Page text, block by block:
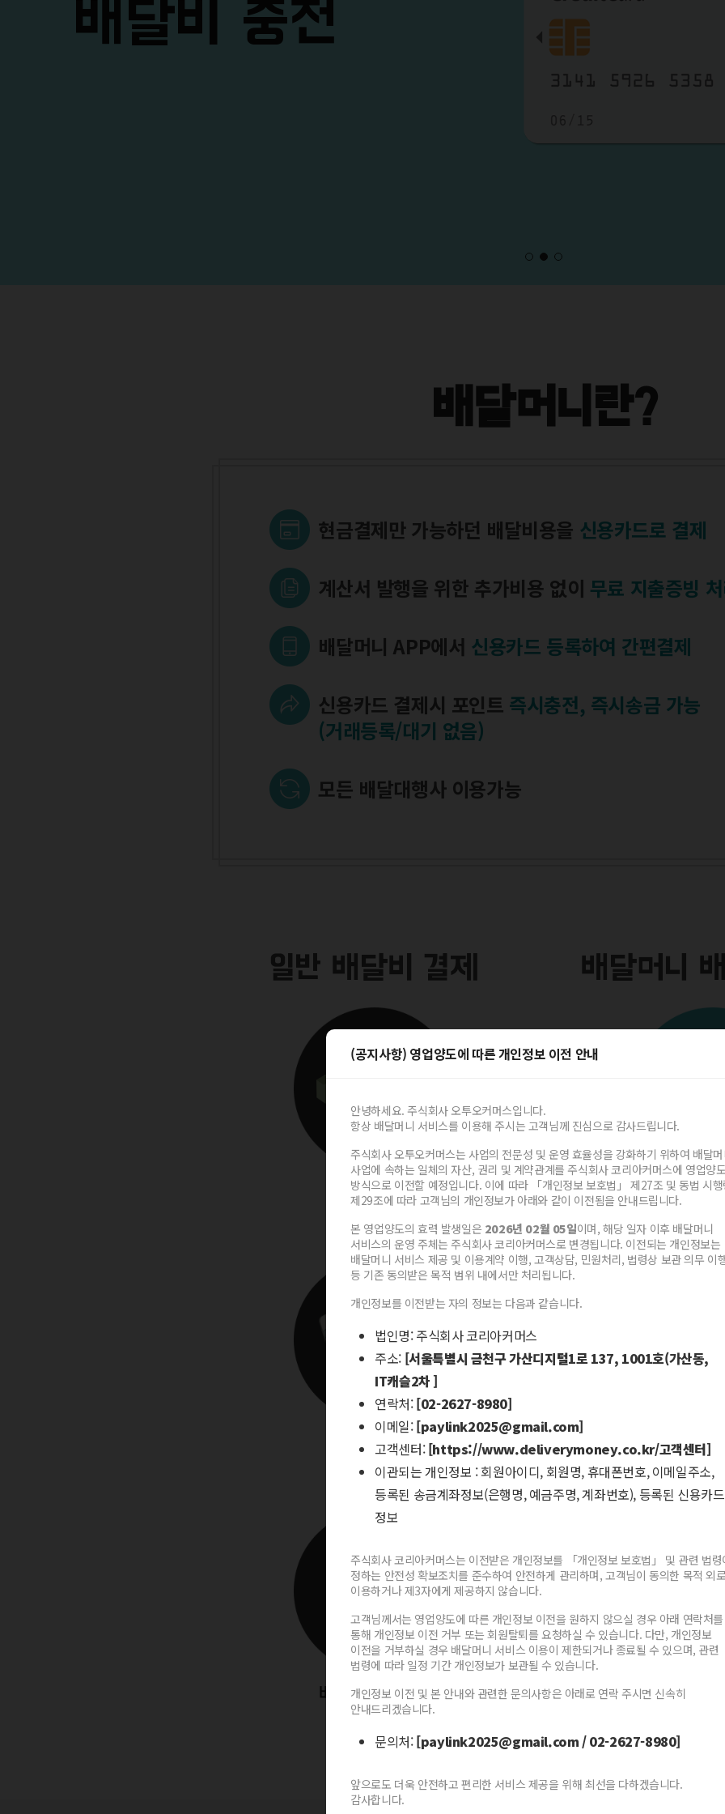
배달머니란?
현금결제만 가능하던 배달비용을 신용카드로 결제
계산서 발행을 위한 추가비용 없이 무료 지출증빙
배달머니 APP에서 신용카드 등록하여 간편결제
신용카드 결제시 포인트 즉시충전, 즉시송금 가능
(거래등록/대기 없음)
모든 배달대행사 이용가능
일반 배달비 결제 배달머니
(공지사항) 영업양도에 따른 개인정보 이전 안내
안녕하세요. 주식회사 오투오커머스입니다.
항상 배달머니 서비스를 이용해 주시는 고객님께 진심으로 감사드립니다.
주식회사 오투오커머스는 사업의 전문성 및 운영 효율성을 강화하기 위하여 배달
사업에 속하는 일체의 자산, 권리 및 계약관계를 주식회사 코리아커머스에 영업양
방식으로 이전할 예정입니다. 이에 따라 「개인정보 보호법」 제27조 및 동법 시
제29조에 따라 고객님의 개인정보가 아래와 같이 이전됨을 안내드립니다.
본 영업양도의 효력 발생일은 2026년 02월 05일이며, 해당 일자 이후 배달머니
서비스의 운영 주체는 주식회사 코리아커머스로 변경됩니다. 이전되는 개인정보는
배달머니 서비스 제공 및 이용계약 이행, 고객상담, 민원처리, 법령상 보관 의무 이
등 기존 동의받은 목적 범위 내에서만 처리됩니다.
개인정보를 이전받는 자의 정보는 다음과 같습니다.
법인명: 주식회사 코리아커머스
주소: [서울특별시 금천구 가산디지털1로 137, 1001호(가산동,
IT캐슬2차 ]
연락처:[02-2627-8980]
이메일:[paylink2025@gmail.com]
고객센터:[https://www.deliverymoney.co.kr/고객센터]
이관되는 개인정보 : 회원아이디, 회원명, 휴대폰번호, 이메일주소,
등록된 송금계좌정보(은행명, 예금주명, 계좌번호), 등록된 신용카드
정보
주식회사 코리아커머스는 이전받은 개인정보를 「개인정보 보호법」 및 관련 법령
정하는 안전성 확보조치를 준수하여 안전하게 관리하며, 고객님이 동의한 목적 외
이용하거나 제3자에게 제공하지 않습니다.
고객님께서는 영업양도에 따른 개인정보 이전을 원하지 않으실 경우 아래 연락처를
통해 개인정보 이전 거부 또는 회원탈퇴를 요청하실 수 있습니다. 다만, 개인정보
이전을 거부하실 경우 배달머니 서비스 이용이 제한되거나 종료될 수 있으며, 관련
법령에 따라 일정 기간 개인정보가 보관될 수 있습니다.
개인정보 이전 및 본 안내와 관련한 문의사항은 아래로 연락 주시면 신속히
안내드리겠습니다.
문의처:[paylink2025@gmail.com / 02-2627-8980]
앞으로도 더욱 안전하고 편리한 서비스 제공을 위해 최선을 다하겠습니다.
감사합니다.
안녕하세요 배달머니 입니다.
배달대행사인 만나플러스의 내부
사정으로 인하여 만나플러스를
이용하는 가맹점은
결제한도가 100,000원으로 제한
됩니다.
향후 만나플러스의 내부 사정이
개선되지 않는 경우 만나플러스를
포인트 결제/충전/송금이 차단될 수
있으니 만나플러스 이용 고객님의
각별한 주의를 부탁드립니다.
감사합니다.